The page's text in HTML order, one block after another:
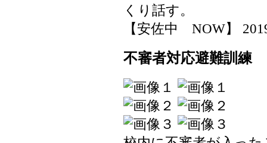
くり話す。
【安佐中 NOW】
不審者対応避難訓練